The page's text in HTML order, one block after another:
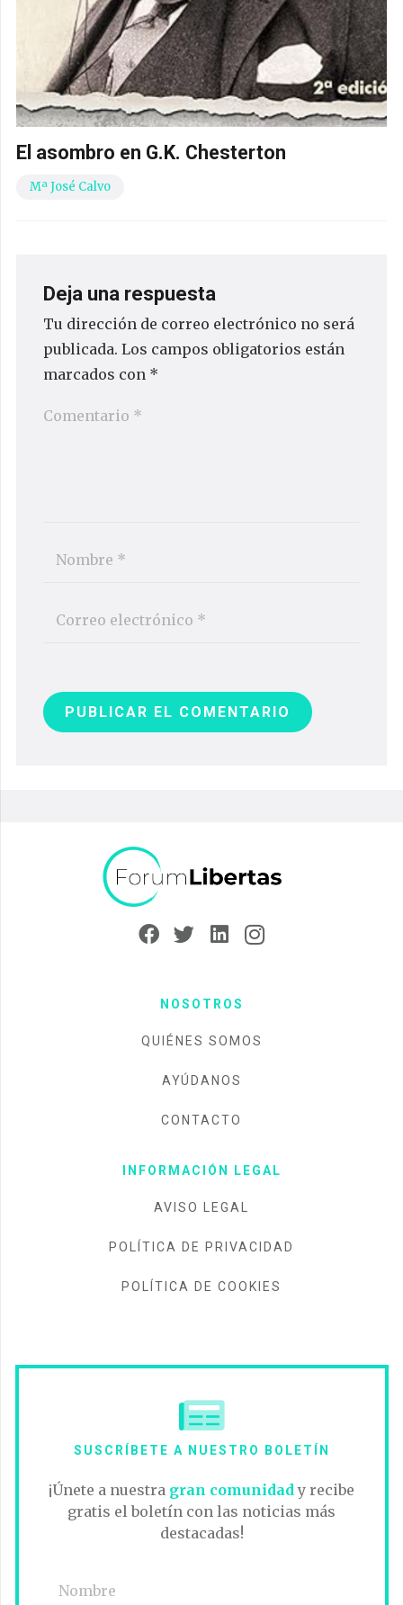
El asombro en G.K. Chesterton
Mª José Calvo
Deja una respuesta
Tu dirección de correo electrónico no será
publicada. Los campos obligatorios están
marcados con *
PUBLICAR EL COMENTARIO
NOSOTROS
QUIÉNES SOMOS
AYÚDANOS
CONTACTO
INFORMACIÓN LEGAL
AVISO LEGAL
POLÍTICA DE PRIVACIDAD
POLÍTICA DE COOKIES
SUSCRÍBETE A NUESTRO BOLETÍN
¡Únete a nuestra gran comunidady recibe
gratis el boletín con las noticias más
destacadas!